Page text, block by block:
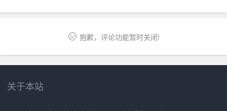
抱歉，评论功能暂时关闭!
关于本站